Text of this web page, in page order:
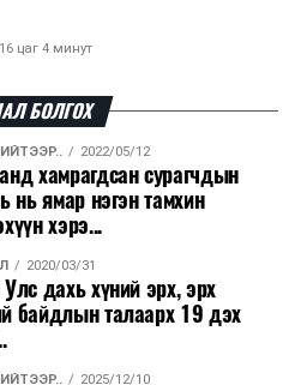
технологийг лагийн
ашиглах чиглэлээр олон
16 цаг 4 минут
компанийн ерөнхий
дэлбэлжээ...
2026/08/06
тав хоногт 10 мянга гаруй
и...
БОЛГОХ
2022/05/12
хамрагдсан сурагчдын
нь ямар нэгэн тамхин
хэрэ...
2020/03/31
дахь хүний эрх, эрх
байдлын талаарх 19 дэх
2025/12/10